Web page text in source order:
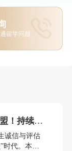
例如
德国和
为接受中国
国香港，大
校都在U.S.
大学、布朗
留学问题
！持续多
诚信与评估
代。本文